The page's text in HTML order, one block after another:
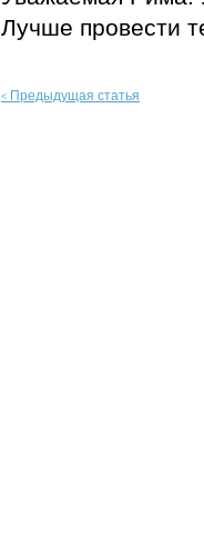
Лучше провести
< Предыдущая статья